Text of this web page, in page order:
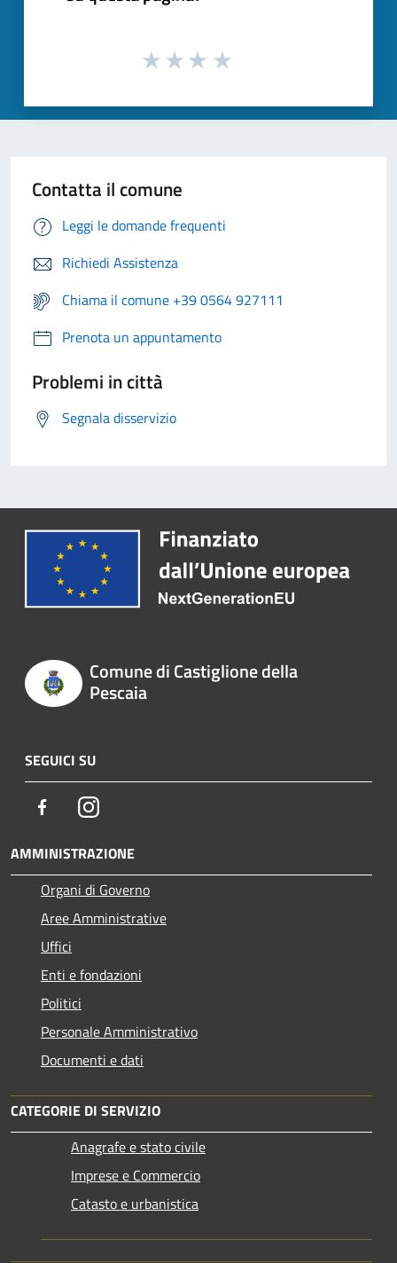
Contatta il comune
Leggi le domande frequenti
Richiedi Assistenza
Chiama il comune +39 0564 927111
Prenota un appuntamento
Problemi in città
Segnala disservizio
Comune di Castiglione della
Pescaia
SEGUICI SU
FacebookInstagram
AMMINISTRAZIONE
Organi di Governo
Aree Amministrative
Uffici
Enti e fondazioni
Politici
Personale Amministrativo
Documenti e dati
CATEGORIE DI SERVIZIO
Anagrafe e stato civile
Imprese e Commercio
Catasto e urbanistica